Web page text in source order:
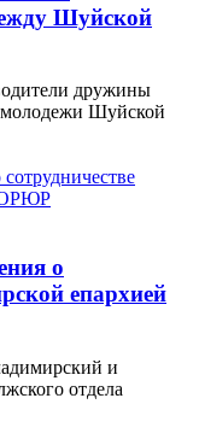
Шуйской
дружины
молодежи Шуйской
о
епархией
и
отдела